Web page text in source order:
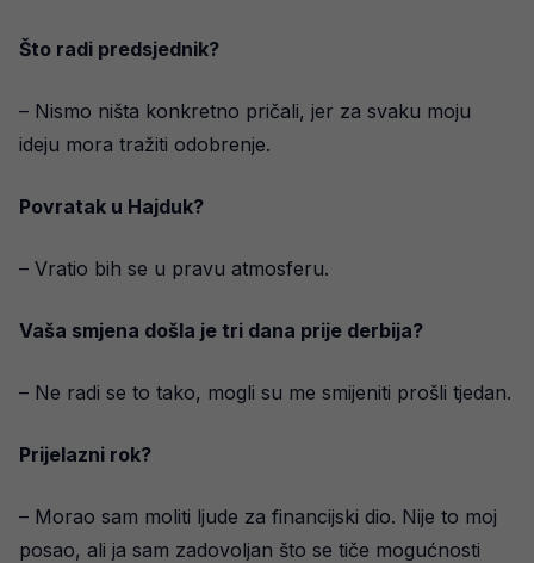
Što radi predsjednik?
– Nismo ništa konkretno pričali, jer za svaku moju
ideju mora tražiti odobrenje.
Povratak u Hajduk?
– Vratio bih se u pravu atmosferu.
Vaša smjena došla je tri dana prije derbija?
– Ne radi se to tako, mogli su me smijeniti prošli tjedan.
Prijelazni rok?
– Morao sam moliti ljude za financijski dio. Nije to moj
posao, ali ja sam zadovoljan što se tiče mogućnosti